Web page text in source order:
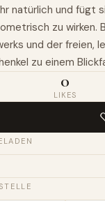
natürlich und fügt
zu wirken.
und der freien,
zu einem
0
LIKES